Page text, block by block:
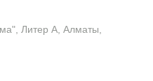
Литер А, Алматы,